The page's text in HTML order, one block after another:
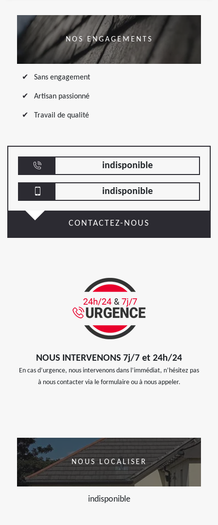
NOS ENGAGEMENTS
Sans engagement
Artisan passionné
Travail de qualité
indisponible
indisponible
CONTACTEZ-NOUS
NOUS INTERVENONS 7j/7 et 24h/24
En cas d’urgence, nous intervenons dans l’immédiat, n’hésitez pas
à nous contacter via le formulaire ou à nous appeler.
NOUS LOCALISER
indisponible